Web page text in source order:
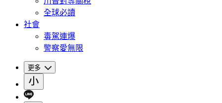
全球必讀
社會
毒駕連爆
警察愛無限
更多